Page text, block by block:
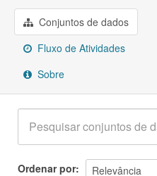
Grupos
Sobre
Conjuntos de dados
Fluxo de Atividades
Sobre
Ordenar por